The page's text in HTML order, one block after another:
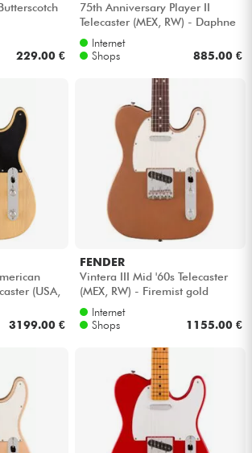
Sie sich unsere Marken an
229.00 €
75th Anniversary Player II
Telecaster (MEX, RW) - Daphne
blueInternet
Shops
885.00 €
(USA,
3199.00 €
FENDER
Vintera III Mid '60s Telecaster
(MEX, RW) - Firemist gold
Internet
Shops
1155.00 €